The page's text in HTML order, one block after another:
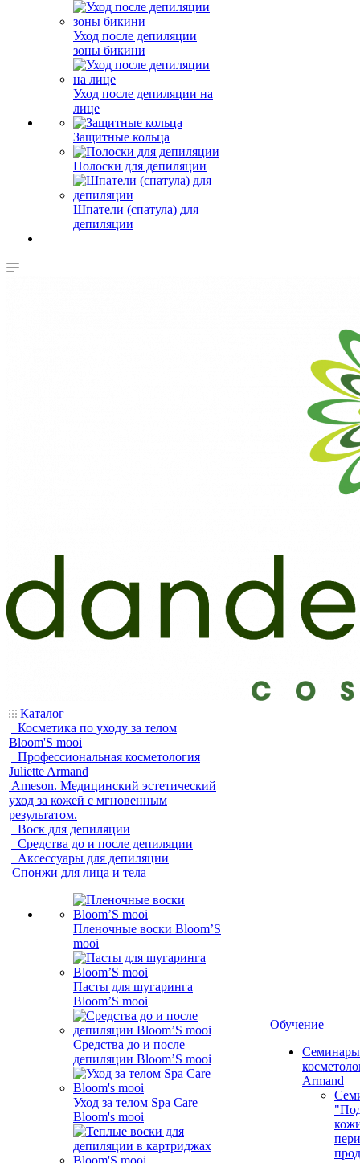
Уход после депиляции
зоны бикини
Уход после депиляции на
лице
Защитные кольца
Полоски для депиляции
Шпатели (спатула) для
депиляции
Каталог
Косметика по уходу за телом
Bloom'S mooi
Профессиональная косметология
Juliette Armand
Ameson. Медицинский эстетический
уход за кожей с мгновенным
результатом.
Воск для депиляции
Средства до и после депиляции
Аксессуары для депиляции
Спонжи для лица и тела
Пленочные воски Bloom’S
mooi
Пасты для шугаринга
Bloom’S mooi
Средства до и после
депиляции Bloom’S mooi
Уход за телом Spa Care
Bloom's mooi
Обучение
Armand